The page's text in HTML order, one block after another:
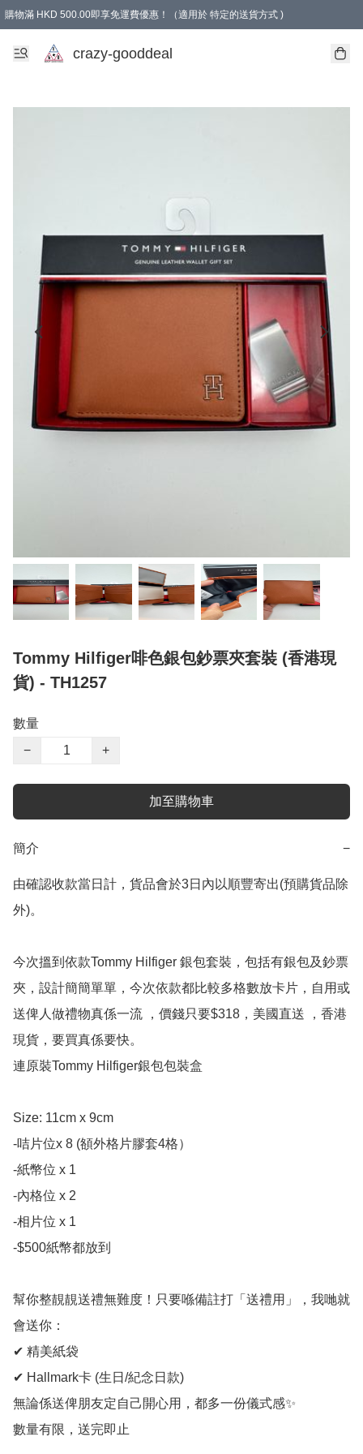
購物滿 HKD 500.00即享免運費優惠！（適用於 特定的送貨方式 )
成為會員可享免費禮品
crazy-gooddeal
Tommy Hilfiger啡色銀包鈔票夾套裝 (香港現
貨) - TH1257
數量
−
+
加至購物車
簡介 −
由確認收款當日計，貨品會於3日內以順豐寄出(預購貨品除
外)。
今次搵到依款Tommy Hilfiger 銀包套裝，包括有銀包及鈔票
夾，設計簡簡單單，今次依款都比較多格數放卡片，自用或
送俾人做禮物真係一流 ，價錢只要$318，美國直送 ，香港
現貨，要買真係要快。
連原裝Tommy Hilfiger銀包包裝盒
Size: 11cm x 9cm
-咭片位x 8 (頟外格片膠套4格）
-紙幣位 x 1
-內格位 x 2
-相片位 x 1
-$500紙幣都放到
幫你整靚靚送禮無難度！只要喺備註打「送禮用」，我哋就
會送你：
✔ 精美紙袋
✔ Hallmark卡 (生日/紀念日款)
無論係送俾朋友定自己開心用，都多一份儀式感✨
數量有限，送完即止